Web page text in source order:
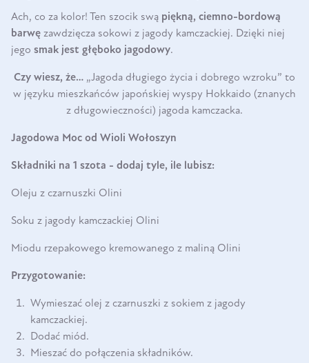
Ach, co za kolor! Ten szocik swą piękną, ciemno-bordową
barwę zawdzięcza sokowi z jagody kamczackiej. Dzięki niej
jego smak jest głęboko jagodowy.
Czy wiesz, że… „Jagoda długiego życia i dobrego wzroku” to
w języku mieszkańców japońskiej wyspy Hokkaido (znanych
z długowieczności) jagoda kamczacka.
Jagodowa Moc od Wioli Wołoszyn
Składniki na 1 szota - dodaj tyle, ile lubisz:
Oleju z czarnuszki Olini
Soku z jagody kamczackiej Olini
Miodu rzepakowego kremowanego z maliną Olini
Przygotowanie:
Wymieszać olej z czarnuszki z sokiem z jagody
kamczackiej.
Dodać miód.
Mieszać do połączenia składników.